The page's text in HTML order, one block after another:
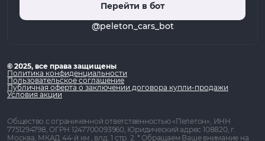
Перейти в бот
@peleton_cars_bot
© 2025, все права защищены
Политика конфиденциальности
Пользовательское соглашение
Публичная оферта о заключении договора купли-продажи
Условия акции
Общество с ограниченной ответственностью «Пелетон», ИНН
7751294798, ОГРН 1247700093960, Юридический адрес 108820, г.
Москва, МКАД 44-й км , влд. 1 стр. 2. * Обращаем Ваше внимание на